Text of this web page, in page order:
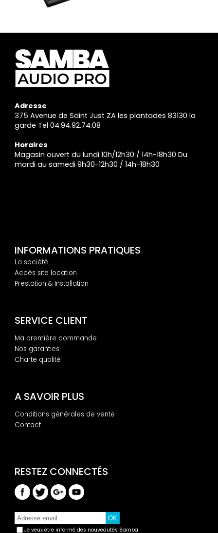
Adresse
375 Avenue de Saint Just ZA les plantades 83130 la
garde Tel 04.94.92.74.08
Horaires
Magasin ouvert du lundi 10h/12h30 / 14h-18h30 Du
mardi au samedi 9h30-12h30 / 14h-18h30
INFORMATIONS PRATIQUES
La société
Accès site location
Prestation & Installation
SERVICE CLIENT
Ma première commande
Nos garanties
Charte qualité
A SAVOIR PLUS
Conditions générales de vente
Contact
Je veux être informé des nouveautés Samba